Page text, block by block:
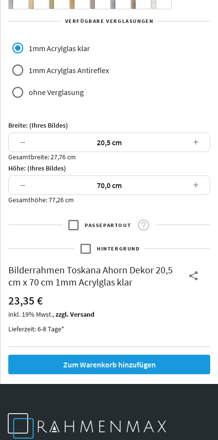
Yukon Alaska
Jersey Dauphine
Arran Luzern
Thurgau
Iowa
VERFÜGBARE VERGLASUNGEN
1mm Acrylglas klar
1mm Acrylglas Antireflex
ohne Verglasung
Breite: (Ihres Bildes)
− +
Gesamtbreite: 27,76 cm
Höhe: (Ihres Bildes)
− +
Gesamthöhe: 77,26 cm
PASSEPARTOUT
HINTERGRUND
Bilderrahmen Toskana Ahorn Dekor 20,5
cm x 70 cm 1mm Acrylglas klar
23,35 €
inkl. 19% Mwst.,zzgl. Versand
Lieferzeit: 6-8 Tage*
Zum Warenkorb hinzufügen